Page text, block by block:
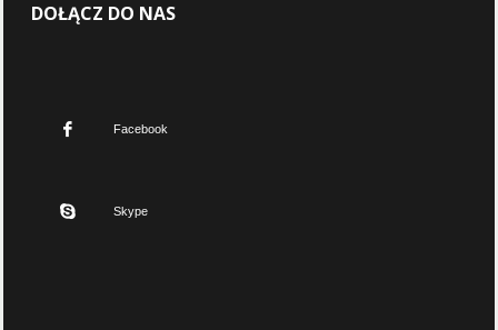
DOŁĄCZ DO NAS
Facebook
Skype